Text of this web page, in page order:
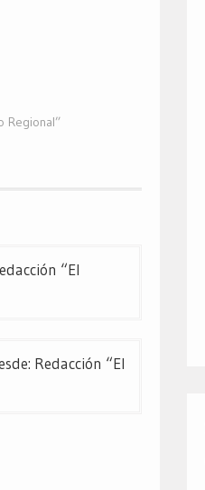
Regional”
“El
Redacción “El